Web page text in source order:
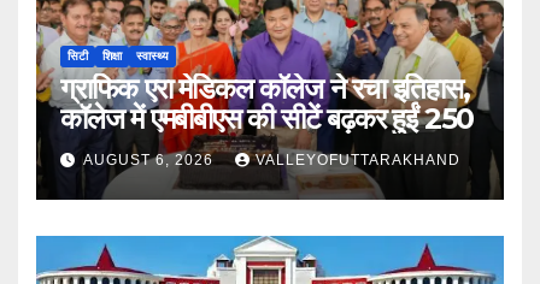
सिटी शिक्षा स्वास्थ्य
ग्राफिक एरा मेडिकल कॉलेज ने रचा इतिहास,
कॉलेज में एमबीबीएस की सीटें बढ़कर हुईं 250
AUGUST 6, 2026 VALLEYOFUTTARAKHAND